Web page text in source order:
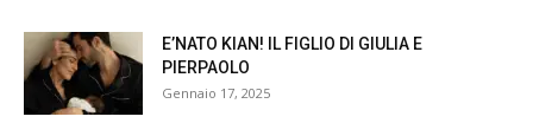
E’NATO KIAN! IL FIGLIO DI GIULIA E
PIERPAOLO
Gennaio 17, 2025